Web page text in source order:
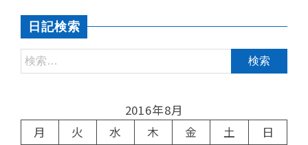
日記検索
2016年8月
月
火 水 木 金 土
日